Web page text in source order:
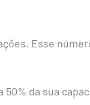
Esse
da sua